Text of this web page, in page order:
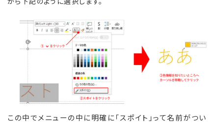
この中でメニューの中に明確に「スポイト」って名前がつい